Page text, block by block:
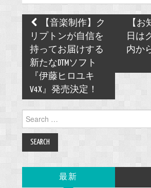
Post
navigation
【音楽制作】ク
リプトンが自信を
持ってお届けする
新たなDTMソフト
『伊藤ヒロユキ
V4X』発売決定！
【お
日は
内か
for:
最新